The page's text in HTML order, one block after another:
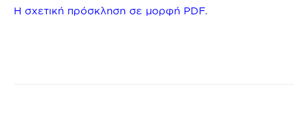
Η σχετική πρόσκληση σε μορφή PDF.